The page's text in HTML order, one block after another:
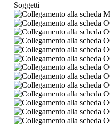
Soggetti